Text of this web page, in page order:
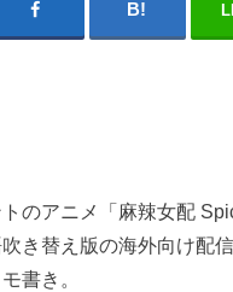
のアニメ「麻辣女配
き替え版の海外向け配
書き。